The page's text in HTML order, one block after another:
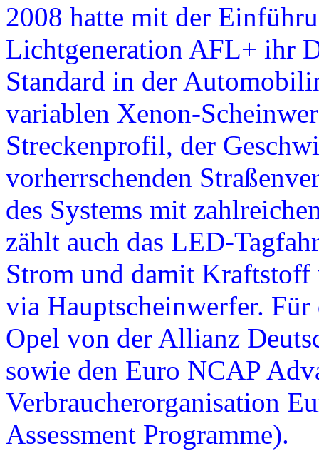
2008 hatte mit der
Lichtgeneration AFL+ ihr
Standard in der
variablen Xenon-
Streckenprofil, der
vorherrschenden
des Systems mit
zählt auch das LED-
Strom und damit Kraftstoff
via Hauptscheinwerfer.
Opel von der Allianz
sowie den Euro NCAP
Verbraucherorganisation
Assessment Programme).